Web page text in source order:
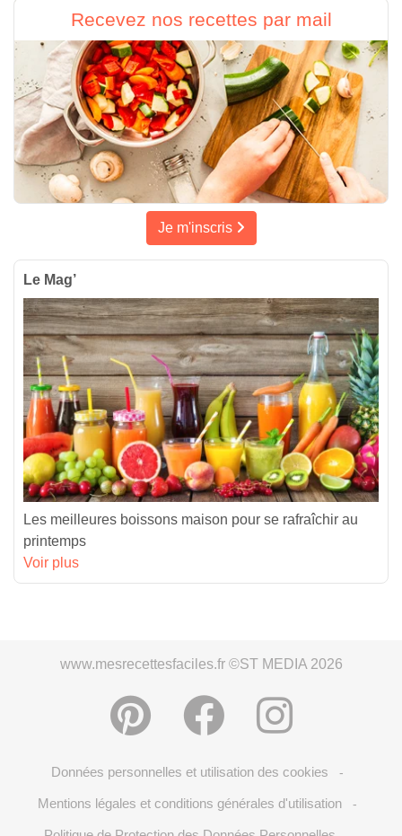
Recevez nos recettes par mail
Je m'inscris
Le Mag’
Les meilleures boissons maison pour se rafraîchir au
printemps
Voir plus
www.mesrecettesfaciles.fr ©ST MEDIA 2026
Données personnelles et utilisation des cookies -
Mentions légales et conditions générales d'utilisation -